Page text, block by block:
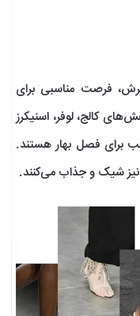
فرصت مناسبی برای
کالج، لوفر، اسنیکرز
برای فصل بهار هستند.
نیز شیک و جذاب می‌کنند.